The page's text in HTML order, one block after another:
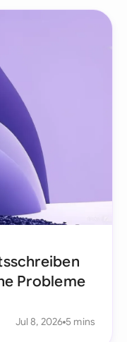
Probleme
Jul 8, 2026 5 mins